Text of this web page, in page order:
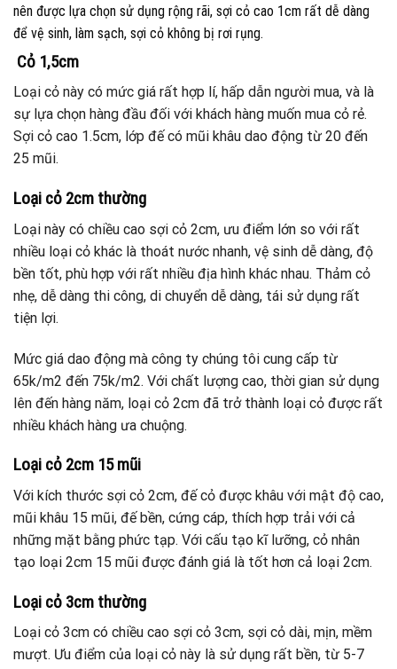
nên được lựa chọn sử dụng rộng rãi, sợi cỏ cao 1cm rất dễ dàng
để vệ sinh, làm sạch, sợi cỏ không bị rơi rụng.
Cỏ 1,5cm
Loại cỏ này có mức giá rất hợp lí, hấp dẫn người mua, và là
sự lựa chọn hàng đầu đối với khách hàng muốn mua cỏ rẻ.
Sợi cỏ cao 1.5cm, lớp đế có mũi khâu dao động từ 20 đến
25 mũi.
Loại cỏ 2cm thường
Loại này có chiều cao sợi cỏ 2cm, ưu điểm lớn so với rất
nhiều loại cỏ khác là thoát nước nhanh, vệ sinh dễ dàng, độ
bền tốt, phù hợp với rất nhiều địa hình khác nhau. Thảm cỏ
nhẹ, dễ dàng thi công, di chuyển dễ dàng, tái sử dụng rất
tiện lợi.
Mức giá dao động mà công ty chúng tôi cung cấp từ
65k/m2 đến 75k/m2. Với chất lượng cao, thời gian sử dụng
lên đến hàng năm, loại cỏ 2cm đã trở thành loại cỏ được rất
nhiều khách hàng ưa chuộng.
Loại cỏ 2cm 15 mũi
Với kích thước sợi cỏ 2cm, đế cỏ được khâu với mật độ cao,
mũi khâu 15 mũi, đế bền, cứng cáp, thích hợp trải với cả
những mặt bằng phức tạp. Với cấu tạo kĩ lưỡng, cỏ nhân
tạo loại 2cm 15 mũi được đánh giá là tốt hơn cả loại 2cm.
Loại cỏ 3cm thường
Loại cỏ 3cm có chiều cao sợi cỏ 3cm, sợi cỏ dài, mịn, mềm
mượt. Ưu điểm của loại cỏ này là sử dụng rất bền, từ 5-7